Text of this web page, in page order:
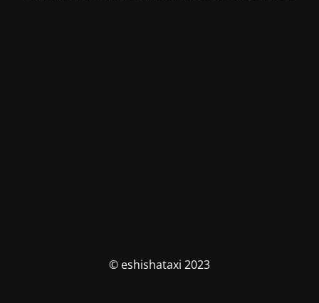
© eshishataxi 2023